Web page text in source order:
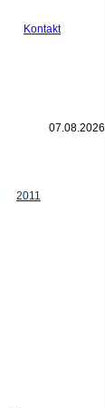
Kontakt
07.08.2026
2011